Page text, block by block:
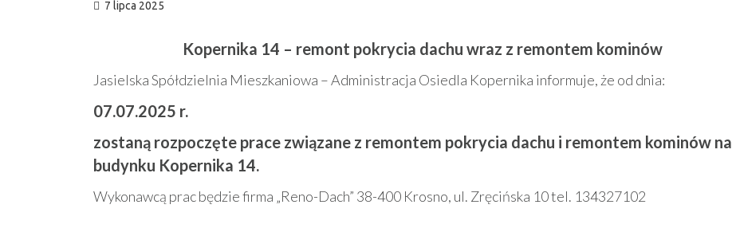
7 lipca 2025
Kopernika 14 – remont pokrycia dachu wraz z remontem kominów
Jasielska Spółdzielnia Mieszkaniowa – Administracja Osiedla Kopernika informuje, że od dnia:
07.07.2025 r.
zostaną rozpoczęte prace związane z remontem pokrycia dachu i remontem kominów na
budynku Kopernika 14.
Wykonawcą prac będzie firma „Reno-Dach” 38-400 Krosno, ul. Zręcińska 10 tel. 134327102